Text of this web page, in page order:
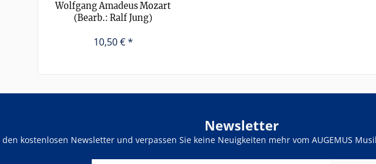
Wolfgang Amadeus Mozart
(Bearb.: Ralf Jung)
546) (Partitur)
10,50 € *
Newsletter
kostenlosen Newsletter und verpassen Sie keine Neuigkeiten mehr vom AUGEMUS